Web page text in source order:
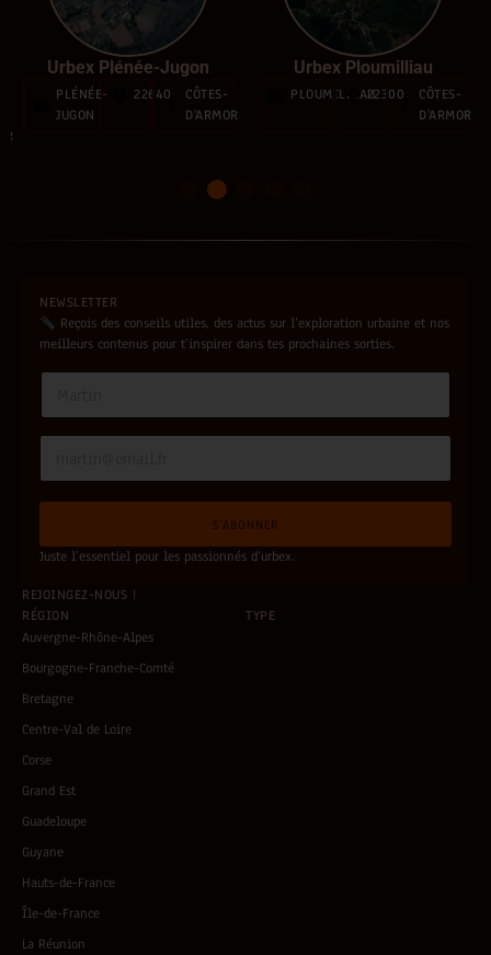
Urbex Plénée-Jugon
PLÉNÉE-
JUGON
22640
CÔTES-
D'ARMOR
Urbex Ploumilliau
PLOUMILLIAU22300
CÔTES-
D'ARMOR
4
NEWSLETTER
Reçois des conseils utiles, des actus sur l’exploration urbaine et nos
meilleurs contenus pour t’inspirer dans tes prochaines sorties.
N
m
e
E
a
i
*
S'ABONNER
Juste l’essentiel pour les passionnés d’urbex.
REJOINGEZ-NOUS !
RÉGION
Auvergne-Rhône-Alpes
Bourgogne-Franche-Comté
Bretagne
Centre-Val de Loire
Corse
Grand Est
Guadeloupe
Guyane
Hauts-de-France
Île-de-France
La Réunion
TYPE